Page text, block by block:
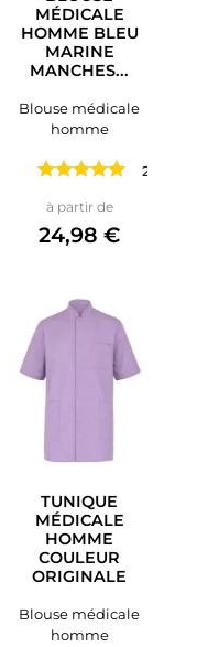
MÉDICALE
HOMME BLEU
MARINE
MANCHES...
Blouse médicale
homme
2 avis
à partir dePrix
24,98 €
TUNIQUE
MÉDICALE
HOMME
COULEUR
ORIGINALE
Blouse médicale
homme